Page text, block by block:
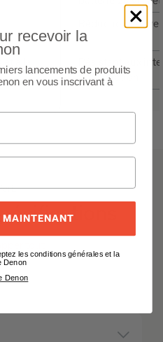
Réduction
Résistant aux
transpiration
recevoir la
lancements de produits
en vous inscrivant à
MAINTENANT
les conditions générales et la
Denon
Denon